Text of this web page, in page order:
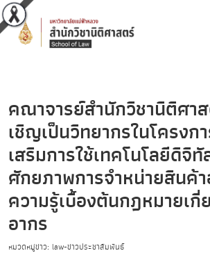
คณาจารย์สำนักวิชานิติศา
เชิญเป็นวิทยากรในโครงก
เสริมการใช้เทคโนโลยีดิจิ
ศักยภาพการจำหน่ายสินค้
ความรู้เบื้องต้นกฎหมายเ
อากร
หมวดหมู่ข่าว: law-ข่าวประชาสัมพันธ์